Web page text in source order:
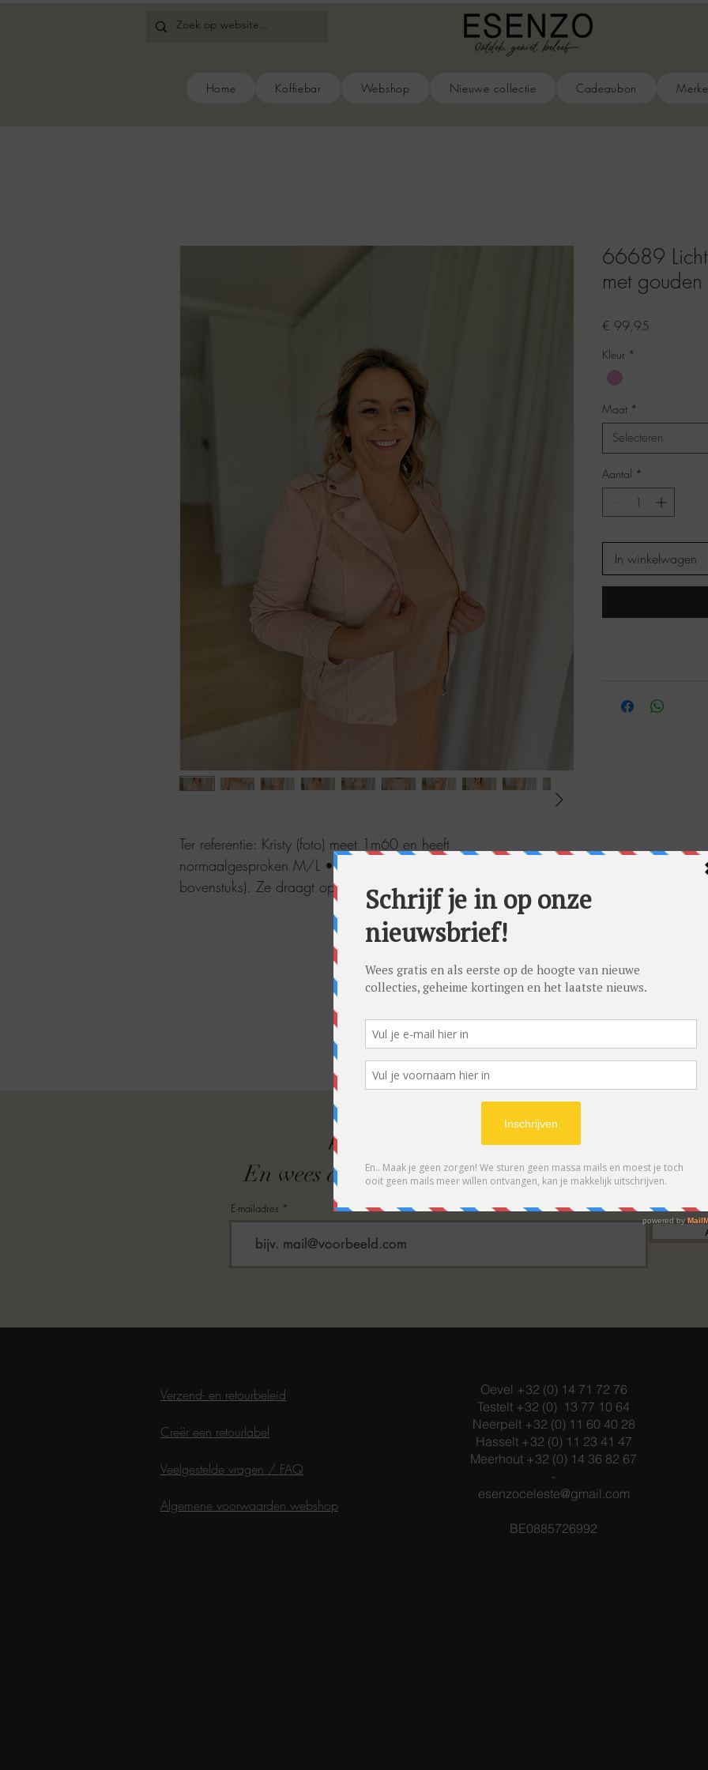
Home Koffiebar Webshop Nieuwe collectie Cadeaubon
Ter referentie: Kristy (foto) meet 1m60 en heeft
normaalgesproken M/L • 38/40 (38 in onderstuks en 40 in
bovenstuks). Ze draagt op foto maat 40.
66689
met
€ 99,95
Kleur *
Maat *
Selecteren
Aantal *
In winkelwagen
ABONNEER OP ONZE NIEUWSBRIEF
En wees als eerste op de hoogte van acties en- /
E-mailadres
Verzend- en retourbeleid
Creër een retourlabel
Veelgestelde vragen / FAQ
Oevel +32 (0) 14 71 72 76
Testelt +32 (0) 13 77 10 64
Neerpelt +32 (0) 11 60 40 28
Hasselt +32 (0) 11 23 41 47
Meerhout +32 (0) 14 36 82 67
-
esenzoceleste@gmail.com
BE0885726992
Algemene voorwaarden webshop